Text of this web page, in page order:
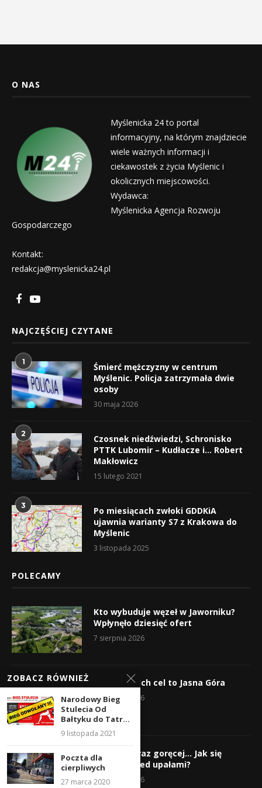
O NAS
Myślenicka 24 to portal
informacyjny, na którym znajdziecie
wiele ważnych informacji i
ciekawostek z życia Myślenic i
okolicznych miejscowości.
Wydawca:
Myślenicka Agencja Rozwoju
Gospodarczego
Kontakt:
redakcja@myslenicka24.pl
NAJCZĘŚCIEJ CZYTANE
1
Śmierć mężczyzny w centrum
Myślenic. Policja zatrzymała dwie
osoby
30 maja 2026
2
Czosnek niedźwiedzi, Schronisko
PTTK Lubomir – Kudłacze i… Robert
Makłowicz
15 lutego 2021
3
Po miesiącach zwłoki GDDKiA
ujawnia warianty S7 z Krakowa do
Myślenic
3 listopada 2025
POLECAMY
Kto wybuduje węzeł w Jaworniku?
Wpłynęło dziesięć ofert
7 sierpnia 2026
Wyruszyli! Ich cel to Jasna Góra
5 sierpnia 2026
Gorąco, coraz goręcej… Jak się
chronić przed upałami?
4 sierpnia 2026
ZOBACZ RÓWNIEŻ
Narodowy Bieg
Stulecia Od
Bałtyku do Tatr...
9 listopada 2021
Poczta dla
cierpliwych
27 marca 2020